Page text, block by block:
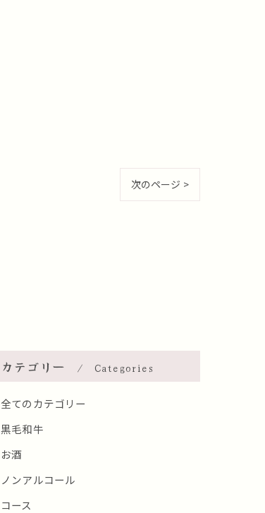
次のページ >
カテゴリー Categories
全てのカテゴリー
黒毛和牛
お酒
ノンアルコール
コース